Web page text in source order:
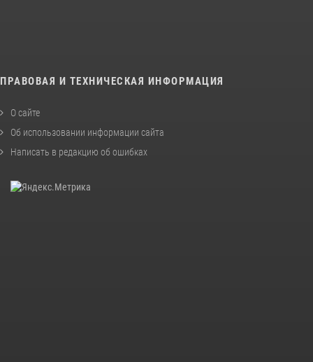
ПРАВОВАЯ И ТЕХНИЧЕСКАЯ ИНФОРМАЦИЯ
О сайте
Об использовании информации сайта
Написать в редакцию об ошибках